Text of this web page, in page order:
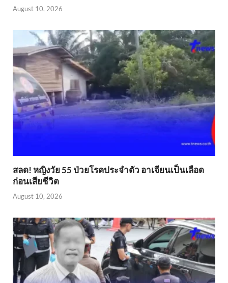
August 10, 2026
สลด! หญิงวัย 55 ป่วยโรคประจำตัว อาเจียนเป็นเลือด
ก่อนเสียชีวิต
August 10, 2026